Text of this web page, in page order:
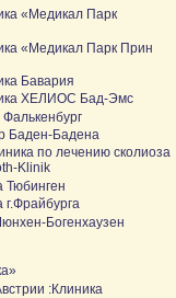
«Медикал Парк
«Медикал Парк Прин
Бавария
ХЕЛИОС Бад-Эмс
Баден-Бадена
по лечению сколиоза
Klinik
Тюбинген
г.Фрайбурга
Богенхаузен
:Клиника